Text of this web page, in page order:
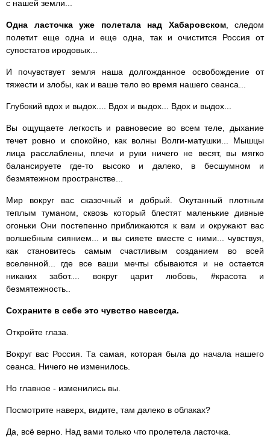
с нашей земли...
Одна ласточка уже полетала над Xaбapoвcкoм, следом
полетит еще одна и еще одна, так и очистится Россия от
супостатов иродовых...
И почувствует земля наша долгожданное освобождение от
тяжести и злобы, как и ваше тело во время нашего сеанса...
Глубокий вдох и выдох.... Вдох и выдох... Вдох и выдох...
Вы ощущаете легкость и равновесие во всем теле, дыхание
течет ровно и спокойно, как волны Волги-матушки... Мышцы
лица расслаблены, плечи и руки ничего не весят, вы мягко
балансируете где-то высоко и далеко, в бесшумном и
безмятежном пространстве...
Мир вокруг вас сказочный и добрый. Окутанный плотным
теплым туманом, сквозь который блестят маленькие дивные
огоньки Они постепенно приближаются к вам и окружают вас
волшебным сиянием... и вы сияете вместе с ними... чувствуя,
как становитесь самым счастливым созданием во всей
вселенной... где все ваши мечты сбываются и не остается
никаких забот.... вокруг царит любовь, #красота и
безмятежность..
Сохраните в себе это чувство навсегда.
Откройте глаза.
Вокруг вас Россия. Та самая, которая была до начала нашего
сеанса. Ничего не изменилось.
Но главное - изменились вы.
Посмотрите наверх, видите, там далеко в облаках?
Да, всё верно. Над вами только что пролетела ласточка.